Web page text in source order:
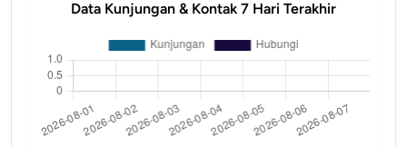
Data Kunjungan & Kontak 7 Hari Terakhir